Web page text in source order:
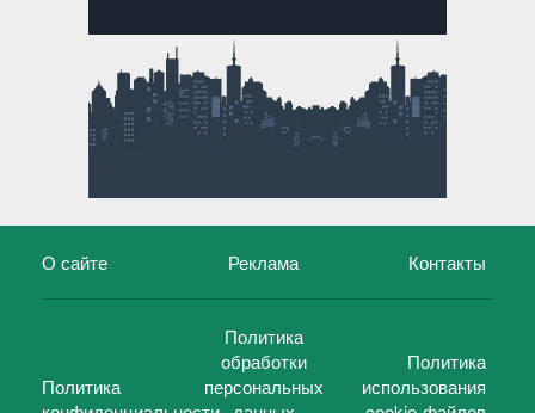
О сайте Реклама Контакты
Политика
Политика
обработки
персональных
Политика
использования